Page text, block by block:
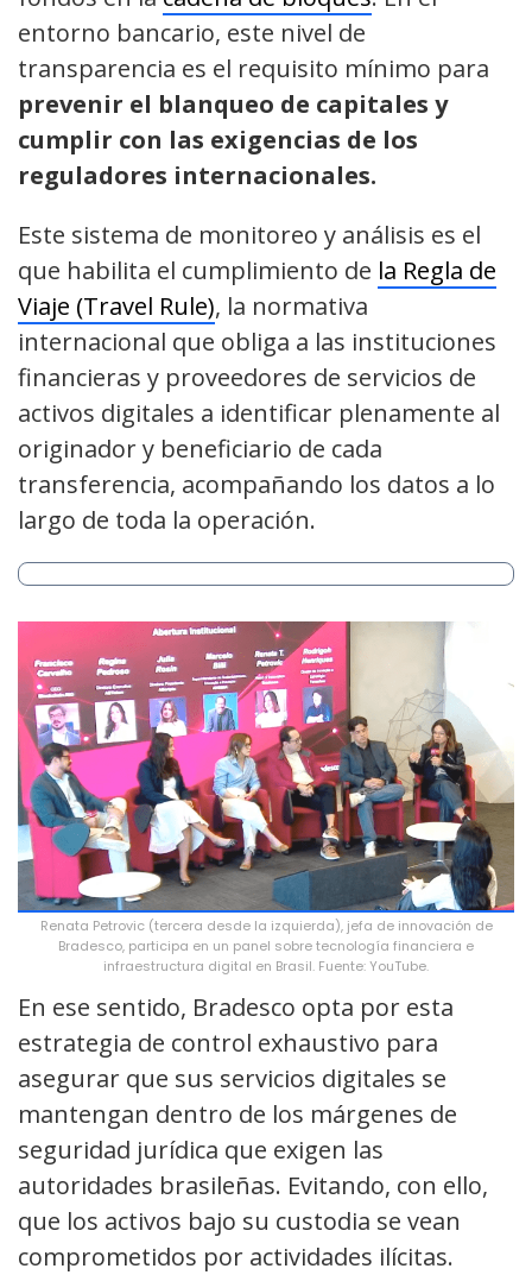
entorno bancario, este nivel de
transparencia es el requisito mínimo para
prevenir el blanqueo de capitales y
cumplir con las exigencias de los
reguladores internacionales.
Este sistema de monitoreo y análisis es el
que habilita el cumplimiento de la Regla de
Viaje (Travel Rule), la normativa
internacional que obliga a las instituciones
financieras y proveedores de servicios de
activos digitales a identificar plenamente al
originador y beneficiario de cada
transferencia, acompañando los datos a lo
largo de toda la operación.
Renata Petrovic (tercera desde la izquierda), jefa de innovación de
Bradesco, participa en un panel sobre tecnología financiera e
infraestructura digital en Brasil. Fuente: YouTube.
En ese sentido, Bradesco opta por esta
estrategia de control exhaustivo para
asegurar que sus servicios digitales se
mantengan dentro de los márgenes de
seguridad jurídica que exigen las
autoridades brasileñas. Evitando, con ello,
que los activos bajo su custodia se vean
comprometidos por actividades ilícitas.